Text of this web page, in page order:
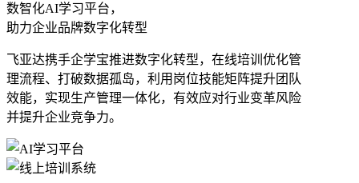
数智化AI学习平台，
助力企业品牌数字化转型
飞亚达携手企学宝推进数字化转型，在线培训优化管
理流程、打破数据孤岛，利用岗位技能矩阵提升团队
效能，实现生产管理一体化，有效应对行业变革风险
并提升企业竞争力。